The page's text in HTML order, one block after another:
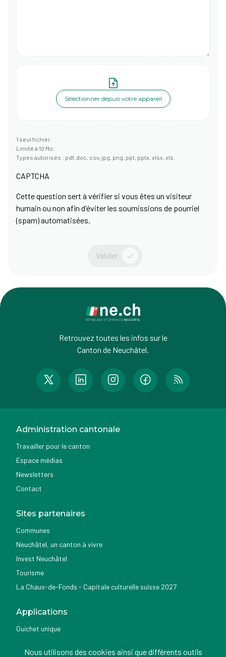
Sélectionner depuis votre appareil
1 seul fichier.
Limité à 10 Mo.
Types autorisés : pdf, doc, csv, jpg, png, ppt, pptx, xlsx, xls.
CAPTCHA
Cette question sert à vérifier si vous êtes un visiteur
humain ou non afin d'éviter les soumissions de pourriel
(spam) automatisées.
Valider
Retrouvez toutes les infos sur le
Canton de Neuchâtel.
Administration cantonale
Travailler pour le canton
Espace médias
Newsletters
Contact
Sites partenaires
Communes
Neuchâtel, un canton à vivre
Invest Neuchâtel
Tourisme
La Chaux-de-Fonds - Capitale culturelle suisse 2027
Applications
Guichet unique
Nous utilisons des cookies ainsi que différents outils